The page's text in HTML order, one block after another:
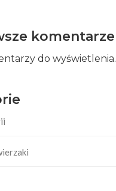
komentarze
do wyświetlenia.